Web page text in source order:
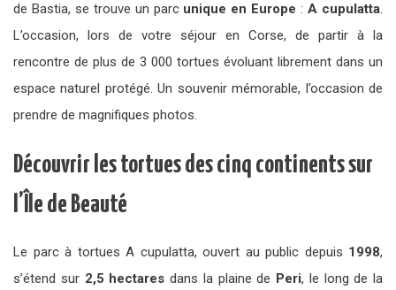
de Bastia, se trouve un parc unique en Europe :A cupulatta.
L’occasion, lors de votre séjour en Corse, de partir à la
rencontre de plus de 3 000 tortues évoluant librement dans un
espace naturel protégé. Un souvenir mémorable, l’occasion de
prendre de magnifiques photos.
Découvrir les tortues des cinq continents sur
l’Île de Beauté
Le parc à tortues A cupulatta, ouvert au public depuis 1998,
s’étend sur 2,5 hectares dans la plaine de Peri, le long de la